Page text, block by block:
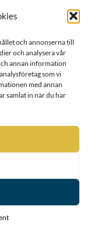
och annonserna till
och analysera vår
annan information
som vi
med annan
samlat in när du har